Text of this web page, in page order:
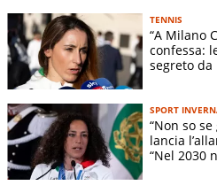
TENNIS
“A Milano
confessa:
segreto
SPORT
“Non so
lancia
“Nel 2030